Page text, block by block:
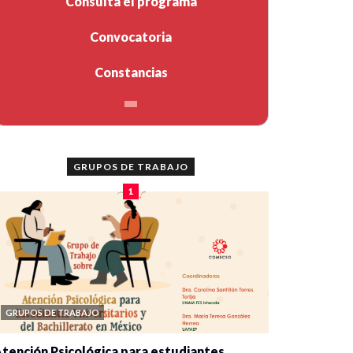
Convocatoria
Constancias
GRUPOS DE TRABAJO
1
GRUPOS DE TRABAJO